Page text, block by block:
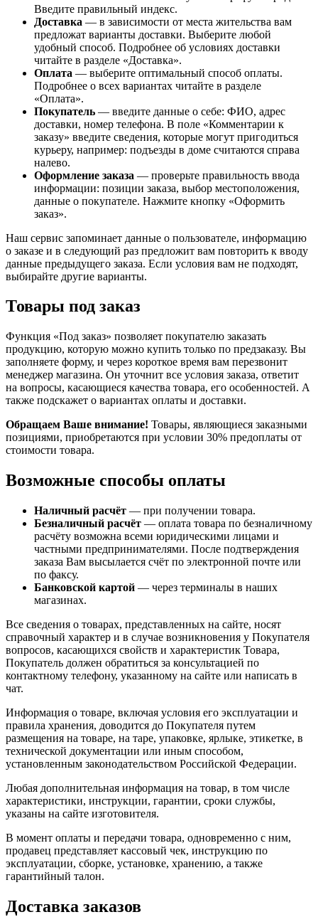
Введите правильный индекс.
Доставка — в зависимости от места жительства вам
предложат варианты доставки. Выберите любой
удобный способ. Подробнее об условиях доставки
читайте в разделе «Доставка».
Оплата — выберите оптимальный способ оплаты.
Подробнее о всех вариантах читайте в разделе
«Оплата».
Покупатель — введите данные о себе: ФИО, адрес
доставки, номер телефона. В поле «Комментарии к
заказу» введите сведения, которые могут пригодиться
курьеру, например: подъезды в доме считаются справа
налево.
Оформление заказа — проверьте правильность ввода
информации: позиции заказа, выбор местоположения,
данные о покупателе. Нажмите кнопку «Оформить
заказ».
Наш сервис запоминает данные о пользователе, информацию
о заказе и в следующий раз предложит вам повторить к вводу
данные предыдущего заказа. Если условия вам не подходят,
выбирайте другие варианты.
Товары под заказ
Функция «Под заказ» позволяет покупателю заказать
продукцию, которую можно купить только по предзаказу. Вы
заполняете форму, и через короткое время вам перезвонит
менеджер магазина. Он уточнит все условия заказа, ответит
на вопросы, касающиеся качества товара, его особенностей. А
также подскажет о вариантах оплаты и доставки.
Обращаем Ваше внимание! Товары, являющиеся заказными
позициями, приобретаются при условии 30% предоплаты от
стоимости товара.
Возможные способы оплаты
Наличный расчёт — при получении товара.
Безналичный расчёт — оплата товара по безналичному
расчёту возможна всеми юридическими лицами и
частными предпринимателями. После подтверждения
заказа Вам высылается счёт по электронной почте или
по факсу.
Банковской картой — через терминалы в наших
магазинах.
Все сведения о товарах, представленных на сайте, носят
справочный характер и в случае возникновения у Покупателя
вопросов, касающихся свойств и характеристик Товара,
Покупатель должен обратиться за консультацией по
контактному телефону, указанному на сайте или написать в
чат.
Информация о товаре, включая условия его эксплуатации и
правила хранения, доводится до Покупателя путем
размещения на товаре, на таре, упаковке, ярлыке, этикетке, в
технической документации или иным способом,
установленным законодательством Российской Федерации.
Любая дополнительная информация на товар, в том числе
характеристики, инструкции, гарантии, сроки службы,
указаны на сайте изготовителя.
В момент оплаты и передачи товара, одновременно с ним,
продавец представляет кассовый чек, инструкцию по
эксплуатации, сборке, установке, хранению, а также
гарантийный талон.
Доставка заказов